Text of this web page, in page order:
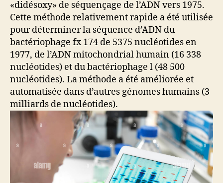
«didésoxy» de séquençage de l’ADN vers 1975.
Cette méthode relativement rapide a été utilisée
pour déterminer la séquence d’ADN du
bactériophage fx 174 de 5375 nucléotides en
1977, de l’ADN mitochondrial humain (16 338
nucléotides) et du bactériophage l (48 500
nucléotides). La méthode a été améliorée et
automatisée dans d’autres génomes humains (3
milliards de nucléotides).